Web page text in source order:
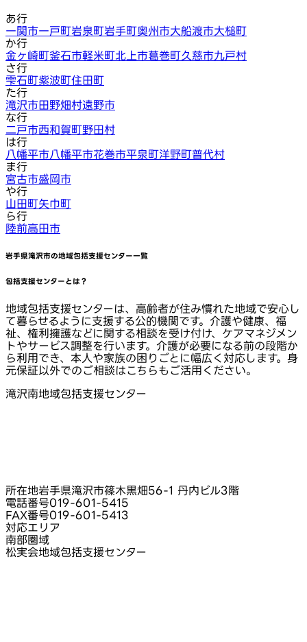
あ行
一関市一戸町岩泉町岩手町奥州市大船渡市大槌町
か行
金ヶ崎町釜石市軽米町北上市葛巻町久慈市九戸村
さ行
雫石町紫波町住田町
た行
滝沢市田野畑村遠野市
な行
二戸市西和賀町野田村
は行
八幡平市八幡平市花巻市平泉町洋野町普代村
ま行
宮古市盛岡市
や行
山田町矢巾町
ら行
陸前高田市
岩手県滝沢市の地域包括支援センター一覧
包括支援センターとは？
地域包括支援センターは、高齢者が住み慣れた地域で安心し
て暮らせるように支援する公的機関です。介護や健康、福
祉、権利擁護などに関する相談を受け付け、ケアマネジメン
トやサービス調整を行います。介護が必要になる前の段階か
ら利用でき、本人や家族の困りごとに幅広く対応します。身
元保証以外でのご相談はこちらもご活用ください。
滝沢南地域包括支援センター
所在地岩手県滝沢市篠木黒畑56-1 丹内ビル3階
電話番号019-601-5415
FAX番号019-601-5413
対応エリア
南部圏域
松実会地域包括支援センター